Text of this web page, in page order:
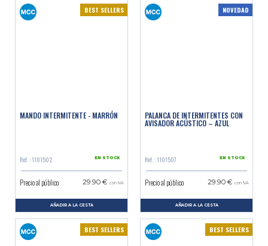
BEST SELLERS
MANDO INTERMITENTE - MARRÓN
Ref. : 1101502 EN STOCK
Precio al público 29.90 € con IVA
AÑADIR A LA CESTA
NOVEDAD
PALANCA DE INTERMITENTES CON
AVISADOR ACÚSTICO – AZUL
Ref. : 1101507 EN STOCK
Precio al público 29.90 € con IVA
AÑADIR A LA CESTA
BEST SELLERS BEST SELLERS